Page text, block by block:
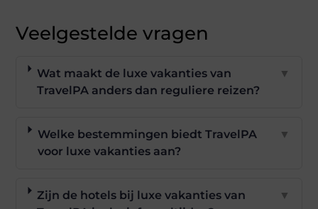
Veelgestelde vragen
Wat maakt de luxe vakanties van
TravelPA anders dan reguliere reizen?
▼
Welke bestemmingen biedt TravelPA
voor luxe vakanties aan?
▼
Zijn de hotels bij luxe vakanties van
▼